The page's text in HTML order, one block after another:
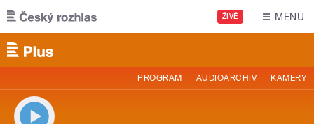
Přejít k hlavnímu obsahu
ŽIVĚ MENU
PROGRAM AUDIOARCHIV KAMERY